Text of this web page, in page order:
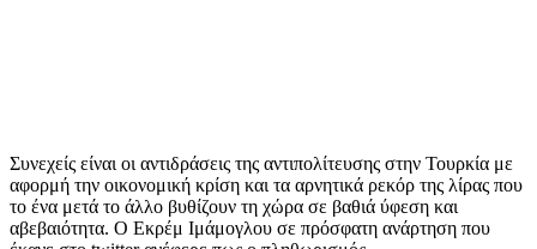
Συνεχείς είναι οι αντιδράσεις της αντιπολίτευσης στην Τουρκία με
αφορμή την οικονομική κρίση και τα αρνητικά ρεκόρ της λίρας που
το ένα μετά το άλλο βυθίζουν τη χώρα σε βαθιά ύφεση και
αβεβαιότητα. Ο Εκρέμ Ιμάμογλου σε πρόσφατη ανάρτηση που